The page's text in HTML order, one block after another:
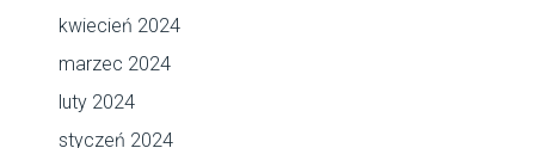
kwiecień 2024
marzec 2024
luty 2024
styczeń 2024